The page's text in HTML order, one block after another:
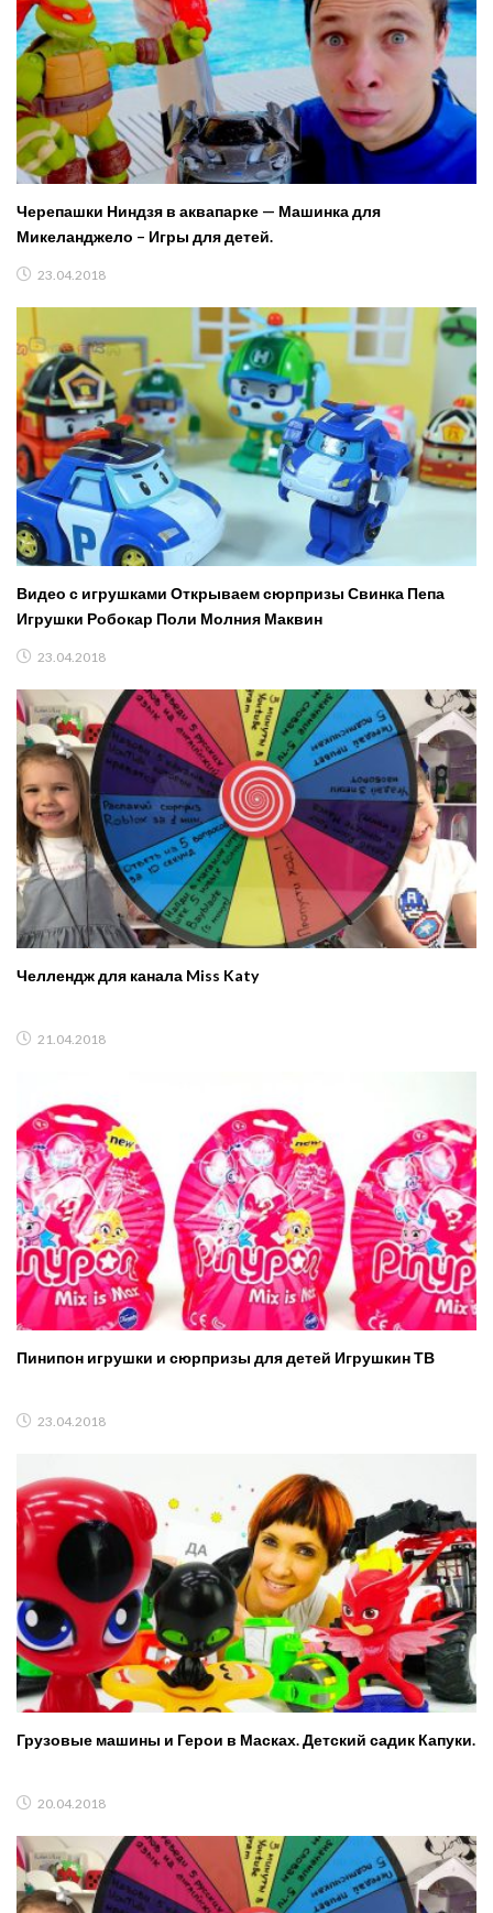
Черепашки Ниндзя в аквапарке — Машинка для
Микеланджело – Игры для детей.
23.04.2018
Видео с игрушками Открываем сюрпризы Свинка Пепа
Игрушки Робокар Поли Молния Маквин
23.04.2018
Челлендж для канала Miss Katy
21.04.2018
Пинипон игрушки и сюрпризы для детей Игрушкин ТВ
23.04.2018
Грузовые машины и Герои в Масках. Детский садик Капуки.
20.04.2018